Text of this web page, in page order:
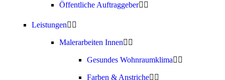
Öffentliche Auftraggeber
Leistungen
Malerarbeiten Innen
Gesundes Wohnraumklima
Farben & Anstriche